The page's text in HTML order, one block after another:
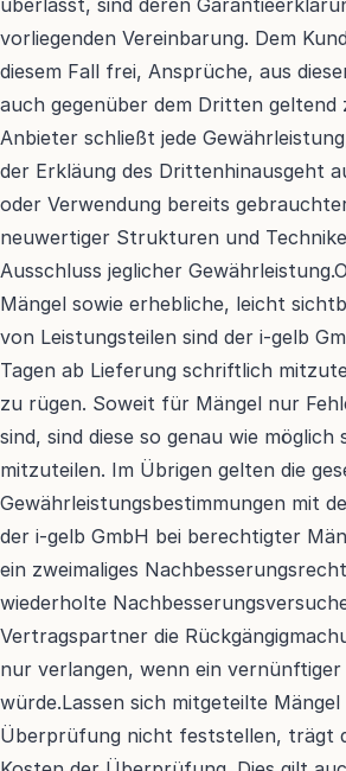
überlässt, sind deren
vorliegenden Vereinbarung. Dem
diesem Fall frei, Ansprüche, aus
auch gegenüber dem Dritten geltend
Anbieter schließt jede
der Erkläung des Drittenhinausgeht
oder Verwendung bereits
neuwertiger Strukturen und
Ausschluss jeglicher
Mängel sowie erhebliche, leicht
von Leistungsteilen sind der i-gelb
Tagen ab Lieferung schriftlich
zu rügen. Soweit für Mängel nur
sind, sind diese so genau wie möglich
mitzuteilen. Im Übrigen gelten die
Gewährleistungsbestimmungen mit
der i-gelb GmbH bei berechtigter
ein zweimaliges
wiederholte
Vertragspartner die
nur verlangen, wenn ein
würde.Lassen sich mitgeteilte Mängel
Überprüfung nicht feststellen, trägt